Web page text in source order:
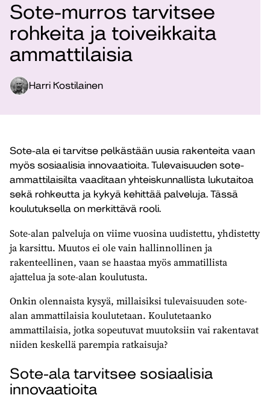
Sote-murros tarvitsee
rohkeita ja toiveikkaita
ammattilaisia
Harri Kostilainen
Sote-ala ei tarvitse pelkästään uusia rakenteita vaan
myös sosiaalisia innovaatioita. Tulevaisuuden sote-
ammattilaisilta vaaditaan yhteiskunnallista lukutaitoa
sekä rohkeutta ja kykyä kehittää palveluja. Tässä
koulutuksella on merkittävä rooli.
Sote-alan palveluja on viime vuosina uudistettu, yhdistetty
ja karsittu. Muutos ei ole vain hallinnollinen ja
rakenteellinen, vaan se haastaa myös ammatillista
ajattelua ja sote-alan koulutusta.
Onkin olennaista kysyä, millaisiksi tulevaisuuden sote-
alan ammattilaisia koulutetaan. Koulutetaanko
ammattilaisia, jotka sopeutuvat muutoksiin vai rakentavat
niiden keskellä parempia ratkaisuja?
Sote-ala tarvitsee sosiaalisia
innovaatioita